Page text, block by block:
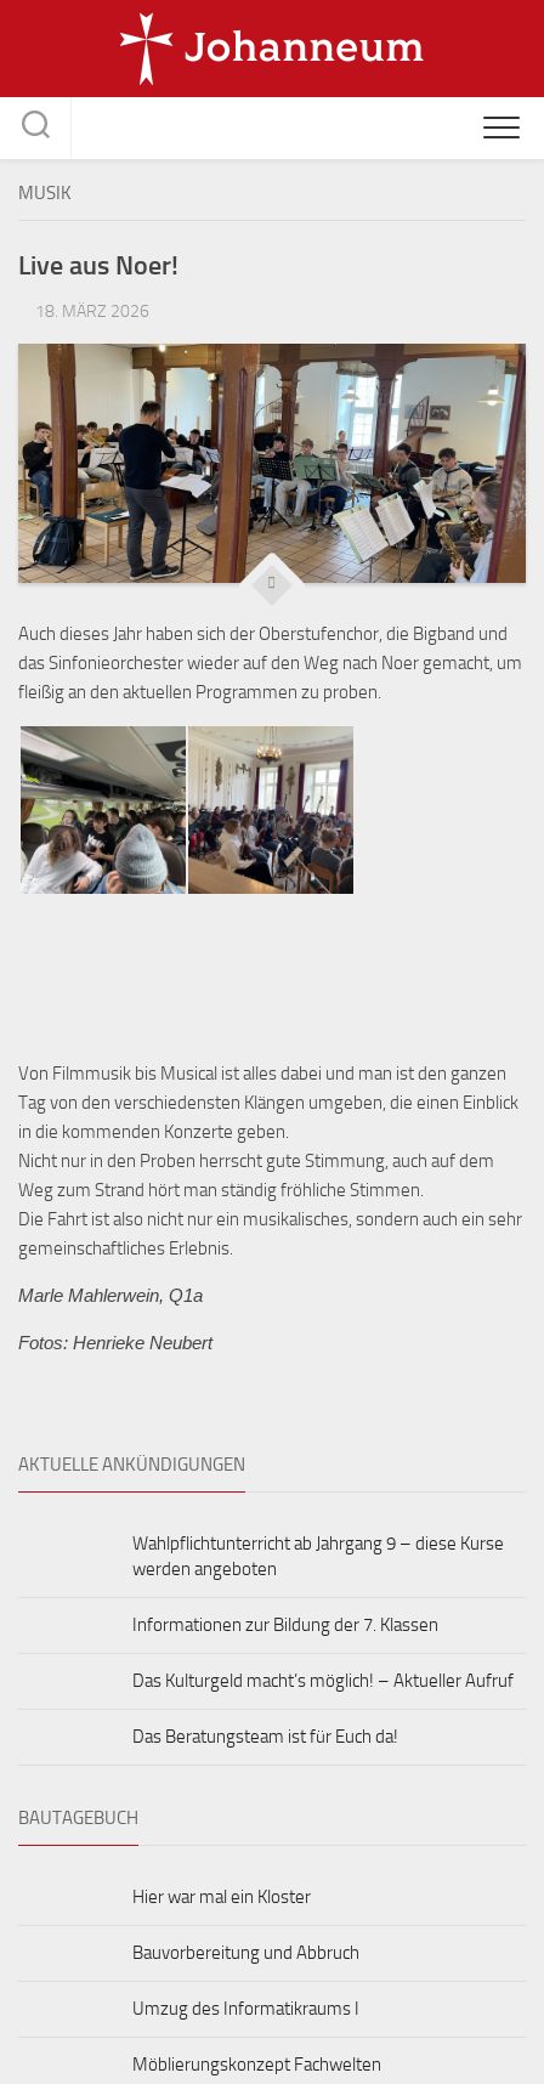
MUSIK
Live aus Noer!
18. MÄRZ 2026
Auch dieses Jahr haben sich der Oberstufenchor, die Bigband und
das Sinfonieorchester wieder auf den Weg nach Noer gemacht, um
fleißig an den aktuellen Programmen zu proben.
Von Filmmusik bis Musical ist alles dabei und man ist den ganzen
Tag von den verschiedensten Klängen umgeben, die einen Einblick
in die kommenden Konzerte geben.
Nicht nur in den Proben herrscht gute Stimmung, auch auf dem
Weg zum Strand hört man ständig fröhliche Stimmen.
Die Fahrt ist also nicht nur ein musikalisches, sondern auch ein sehr
gemeinschaftliches Erlebnis.
Marle Mahlerwein, Q1a
Fotos: Henrieke Neubert
AKTUELLE ANKÜNDIGUNGEN
Wahlpflichtunterricht ab Jahrgang 9 – diese Kurse
werden angeboten
Informationen zur Bildung der 7. Klassen
Das Kulturgeld macht’s möglich! – Aktueller Aufruf
Das Beratungsteam ist für Euch da!
BAUTAGEBUCH
Hier war mal ein Kloster
Bauvorbereitung und Abbruch
Umzug des Informatikraums I
Möblierungskonzept Fachwelten